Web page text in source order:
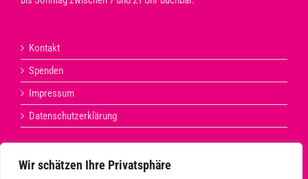
Wir schätzen Ihre Privatsphäre
Kontakt
Spenden
Impressum
Datenschutzerklärung